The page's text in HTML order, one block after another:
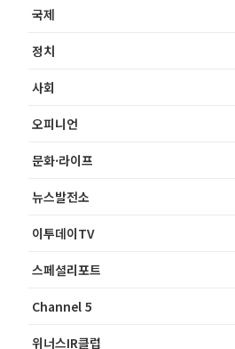
국제
정치
사회
오피니언
문화·라이프
뉴스발전소
이투데이TV
스페셜리포트
Channel 5
위너스IR클럽